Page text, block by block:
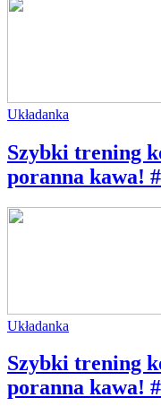
Układanka
Szybki trening
poranna kawa!
Układanka
Szybki trening
poranna kawa!